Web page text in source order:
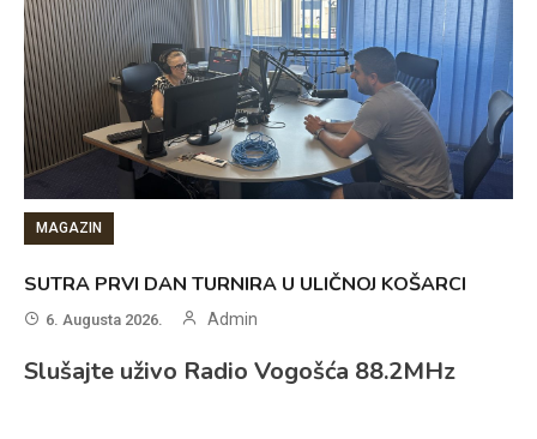
MAGAZIN
SUTRA PRVI DAN TURNIRA U ULIČNOJ KOŠARCI
6. Augusta 2026. Admin
Slušajte uživo Radio Vogošća 88.2MHz